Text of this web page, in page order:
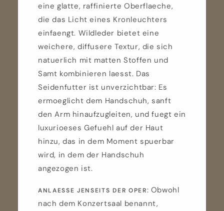
eine glatte, raffinierte Oberflaeche,
die das Licht eines Kronleuchters
einfaengt. Wildleder bietet eine
weichere, diffusere Textur, die sich
natuerlich mit matten Stoffen und
Samt kombinieren laesst. Das
Seidenfutter ist unverzichtbar: Es
ermoeglicht dem Handschuh, sanft
den Arm hinaufzugleiten, und fuegt ein
luxurioeses Gefuehl auf der Haut
hinzu, das in dem Moment spuerbar
wird, in dem der Handschuh
angezogen ist.
ANLAESSE JENSEITS DER OPER: Obwohl
nach dem Konzertsaal benannt,